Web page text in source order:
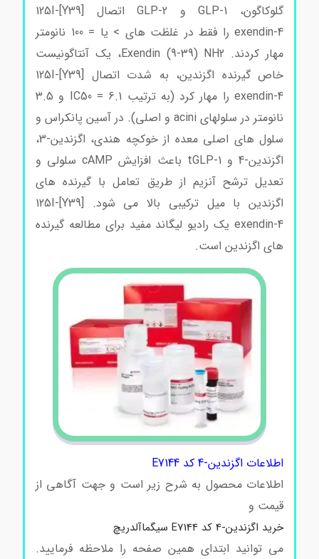
گلوکاگون، GLP-1 و GLP-2 اتصال 125I-[Y39]
exendin-4 را فقط در غلظت های > یا = 100 نانومتر
مهار کردند. Exendin (9-39) NH2، یک آنتاگونیست
خاص گیرنده اگزندین، به شدت اتصال 125I-[Y39]
exendin-4 را مهار کرد (به ترتیب IC50 = 6.1 و 3.5
نانومتر در سلولهای acini و اصلی). در آسین پانکراس و
سلول های اصلی معده از خوکچه هندی، اگزندین-3،
اگزندین-4 و tGLP-1 باعث افزایش cAMP سلولی و
تعدیل ترشح آنزیم از طریق تعامل با گیرنده های
اگزندین با میل ترکیبی بالا می شود. 125I-[Y39]
exendin-4 یک رادیو لیگاند مفید برای مطالعه گیرنده
های اگزندین است.اگزندین-4 کد E7144
اطلاعات اگزندین-4 کد E7144
اطلاعات محصول به شرح زیر است و جهت آگاهی از
قیمت و
خرید اگزندین-4 کد E7144 سیگماآلدریچ
می توانید ابتدای همین صفحه را ملاحظه فرمایید.